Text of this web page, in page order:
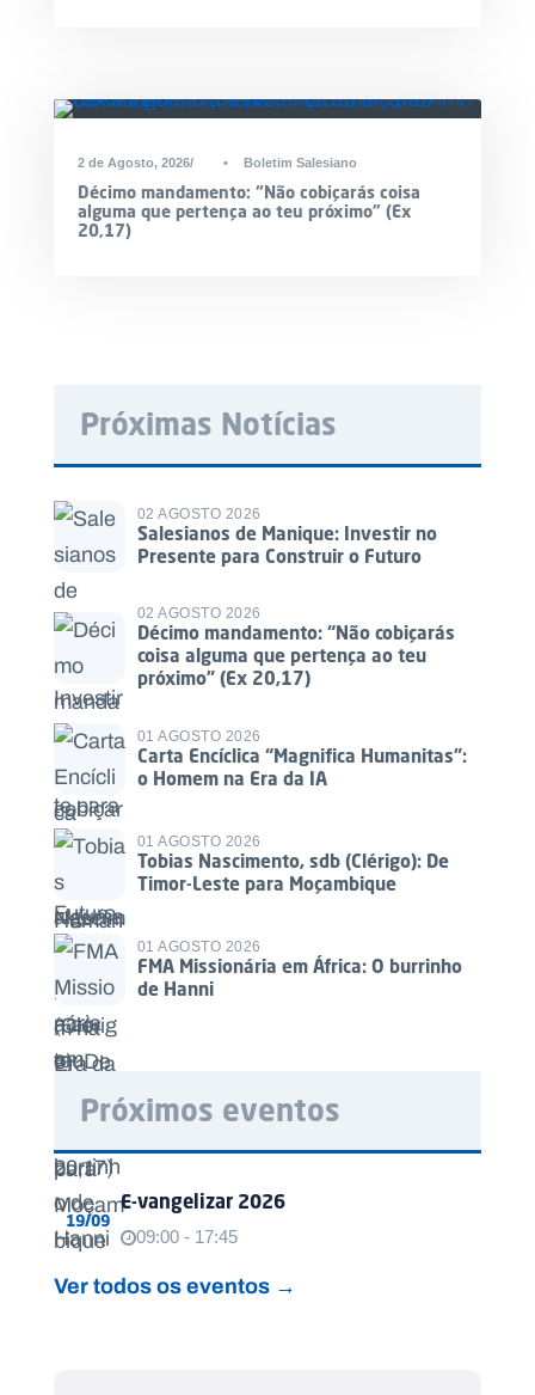
2 de Agosto, 2026 • Boletim Salesiano
Décimo mandamento: “Não cobiçarás coisa
alguma que pertença ao teu próximo” (Ex
20,17)
Próximas Notícias
02 AGOSTO 2026
Salesianos de Manique: Investir no
Presente para Construir o Futuro
02 AGOSTO 2026
Décimo mandamento: “Não cobiçarás
coisa alguma que pertença ao teu
próximo” (Ex 20,17)
01 AGOSTO 2026
Carta Encíclica “Magnifica Humanitas”:
o Homem na Era da IA
01 AGOSTO 2026
Tobias Nascimento, sdb (Clérigo): De
Timor-Leste para Moçambique
01 AGOSTO 2026
FMA Missionária em África: O burrinho
de Hanni
Próximos eventos
19/09
E-vangelizar 2026
09:00 - 17:45
Ver todos os eventos →